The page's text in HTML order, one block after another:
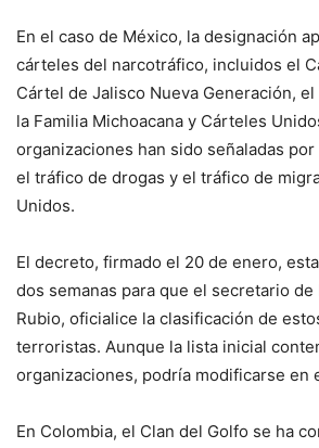
En el caso de México, la designación
cárteles del narcotráfico, incluidos el
Cártel de Jalisco Nueva Generación,
la Familia Michoacana y Cárteles
organizaciones han sido señaladas
el tráfico de drogas y el tráfico de
Unidos.
El decreto, firmado el 20 de enero,
dos semanas para que el secretario de
Rubio, oficialice la clasificación de
terroristas. Aunque la lista inicial
organizaciones, podría modificarse en
En Colombia, el Clan del Golfo se ha